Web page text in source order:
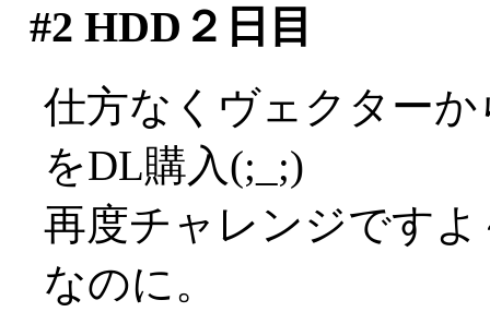
#2 HDD２日目
仕方なくヴェクター
をDL購入(;_;)
再度チャレンジです
なのに。